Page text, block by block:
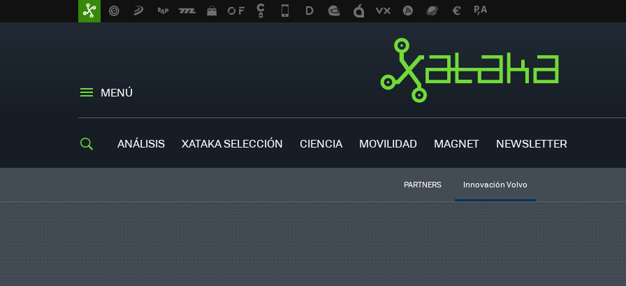
MENÚ
ANÁLISIS XATAKA SELECCIÓN CIENCIA MOVILIDAD MAGNET NEWSLETTER
PARTNERS Innovación Volvo